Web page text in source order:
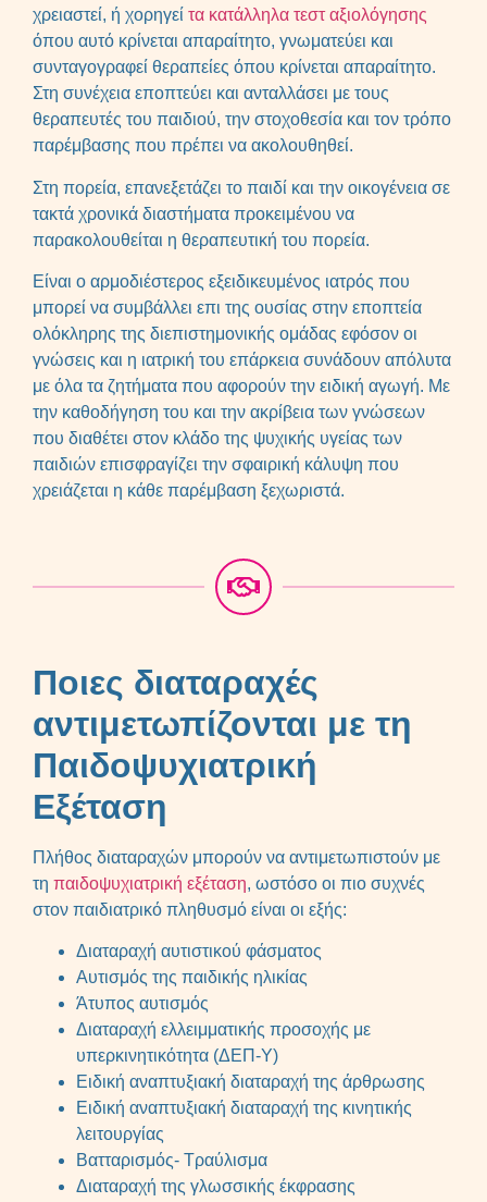
χρειαστεί, ή χορηγεί τα κατάλληλα τεστ αξιολόγησης
όπου αυτό κρίνεται απαραίτητο, γνωματεύει και
συνταγογραφεί θεραπείες όπου κρίνεται απαραίτητο.
Στη συνέχεια εποπτεύει και ανταλλάσει με τους
θεραπευτές του παιδιού, την στοχοθεσία και τον τρόπο
παρέμβασης που πρέπει να ακολουθηθεί.
Στη πορεία, επανεξετάζει το παιδί και την οικογένεια σε
τακτά χρονικά διαστήματα προκειμένου να
παρακολουθείται η θεραπευτική του πορεία.
Είναι ο αρμοδιέστερος εξειδικευμένος ιατρός που
μπορεί να συμβάλλει επι της ουσίας στην εποπτεία
ολόκληρης της διεπιστημονικής ομάδας εφόσον οι
γνώσεις και η ιατρική του επάρκεια συνάδουν απόλυτα
με όλα τα ζητήματα που αφορούν την ειδική αγωγή. Με
την καθοδήγηση του και την ακρίβεια των γνώσεων
που διαθέτει στον κλάδο της ψυχικής υγείας των
παιδιών επισφραγίζει την σφαιρική κάλυψη που
χρειάζεται η κάθε παρέμβαση ξεχωριστά.
Ποιες διαταραχές
αντιμετωπίζονται με τη
Παιδοψυχιατρική
Εξέταση
Πλήθος διαταραχών μπορούν να αντιμετωπιστούν με
τη παιδοψυχιατρική εξέταση, ωστόσο οι πιο συχνές
στον παιδιατρικό πληθυσμό είναι οι εξής:
Διαταραχή αυτιστικού φάσματος
Αυτισμός της παιδικής ηλικίας
Άτυπος αυτισμός
Διαταραχή ελλειμματικής προσοχής με
υπερκινητικότητα (ΔΕΠ-Υ)
Ειδική αναπτυξιακή διαταραχή της άρθρωσης
Ειδική αναπτυξιακή διαταραχή της κινητικής
λειτουργίας
Βατταρισμός- Τραύλισμα
Διαταραχή της γλωσσικής έκφρασης